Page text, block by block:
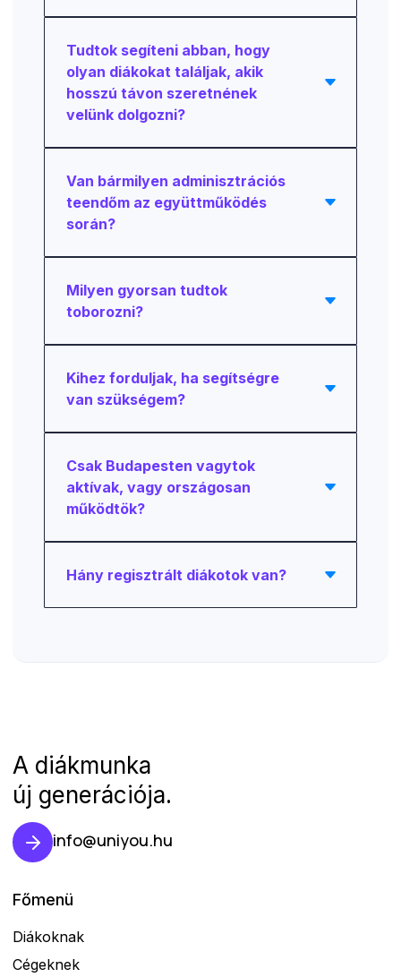
Tudtok segíteni abban, hogy
olyan diákokat találjak, akik
hosszú távon szeretnének
velünk dolgozni?
Van bármilyen adminisztrációs
teendőm az együttműködés
során?
Milyen gyorsan tudtok
toborozni?
Kihez forduljak, ha segítségre
van szükségem?
Csak Budapesten vagytok
aktívak, vagy országosan
működtök?
Hány regisztrált diákotok van?
A diákmunka
új generációja.
info@uniyou.hu
Főmenü
Diákoknak
Cégeknek